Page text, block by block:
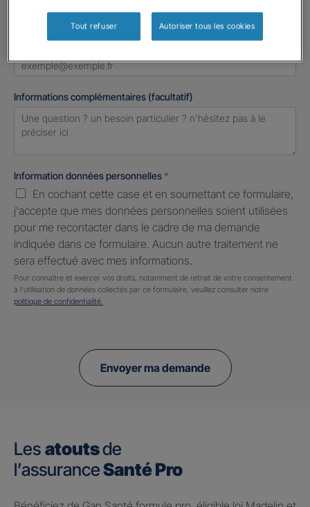
United
*
Informations complémentaires (facultatif)
Information données personnelles *
En cochant cette case et en soumettant ce formulaire,
j'accepte que mes données personnelles soient utilisées
pour me recontacter dans le cadre de ma demande
indiquée dans ce formulaire. Aucun autre traitement ne
sera effectué avec mes informations.
Pour connaitre et exercer vos droits, notamment de retrait de votre consentement
à l'utilisation de données collectés par ce formulaire, veuillez consulter notre
politique de confidentialité.
Envoyer ma demande
Les atoutsde
l’assuranceSanté Pro
Tout refuser Autoriser tous les cookies